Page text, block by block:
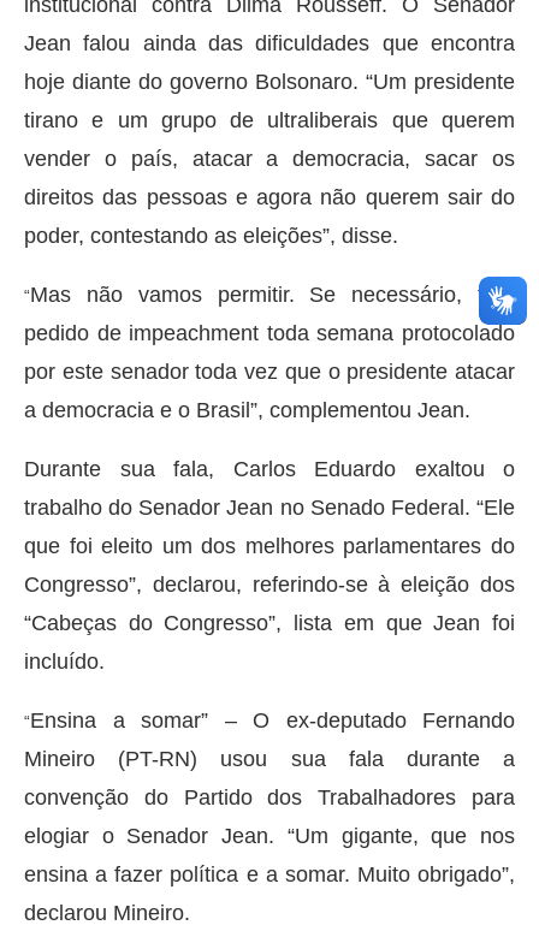
institucional contra Dilma Rousseff. O Senador
Jean falou ainda das dificuldades que encontra
hoje diante do governo Bolsonaro. “Um presidente
tirano e um grupo de ultraliberais que querem
vender o país, atacar a democracia, sacar os
direitos das pessoas e agora não querem sair do
poder, contestando as eleições”, disse.
“Mas não vamos permitir. Se necessário, terá
pedido de impeachment toda semana protocolado
por este senador toda vez que o presidente atacar
a democracia e o Brasil”, complementou Jean.
Durante sua fala, Carlos Eduardo exaltou o
trabalho do Senador Jean no Senado Federal. “Ele
que foi eleito um dos melhores parlamentares do
Congresso”, declarou, referindo-se à eleição dos
“Cabeças do Congresso”, lista em que Jean foi
incluído.
“Ensina a somar” – O ex-deputado Fernando
Mineiro (PT-RN) usou sua fala durante a
convenção do Partido dos Trabalhadores para
elogiar o Senador Jean. “Um gigante, que nos
ensina a fazer política e a somar. Muito obrigado”,
declarou Mineiro.